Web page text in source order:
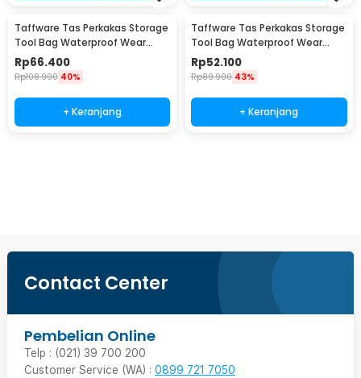
Taffware Tas Perkakas Storage
Tool Bag Waterproof Wear
Resistant 16 Inch - A03403
Rp66.400
Rp108.900 40%
+ Keranjang
Taffware Tas Perkakas Storage
Tool Bag Waterproof Wear
Resistant 13 Inch - A03403
Rp52.100
Rp89.900 43%
+ Keranjang
Contact Center
Pembelian Online
Telp : (021) 39 700 200
Customer Service (WA) : 0899 721 7050